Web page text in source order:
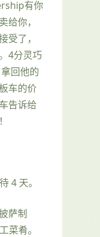
有你
给你，
受了，
4分灵巧
回他的
车的价
告诉给
4 天。
萨制
菜肴。